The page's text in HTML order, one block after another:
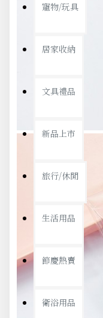
寵物/玩具
居家收納
文具禮品
新品上市
旅行/休閒
生活用品
節慶熱賣
衛浴用品